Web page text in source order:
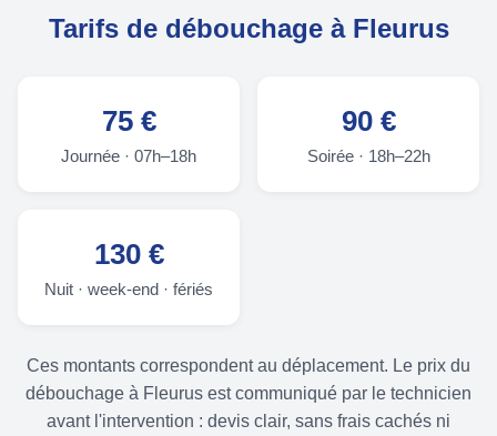
Tarifs de débouchage à Fleurus
75 €
Journée · 07h–18h
90 €
Soirée · 18h–22h
130 €
Nuit · week-end · fériés
Ces montants correspondent au déplacement. Le prix du
débouchage à Fleurus est communiqué par le technicien
avant l'intervention : devis clair, sans frais cachés ni